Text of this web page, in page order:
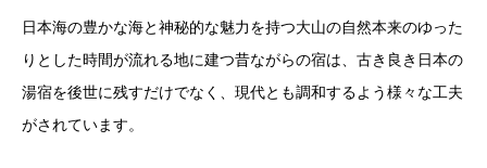
日本海の豊かな海と神秘的な魅力を持つ大山の自然本来のゆった
りとした時間が流れる地に建つ昔ながらの宿は、古き良き日本の
湯宿を後世に残すだけでなく、現代とも調和するよう様々な工夫
がされています。